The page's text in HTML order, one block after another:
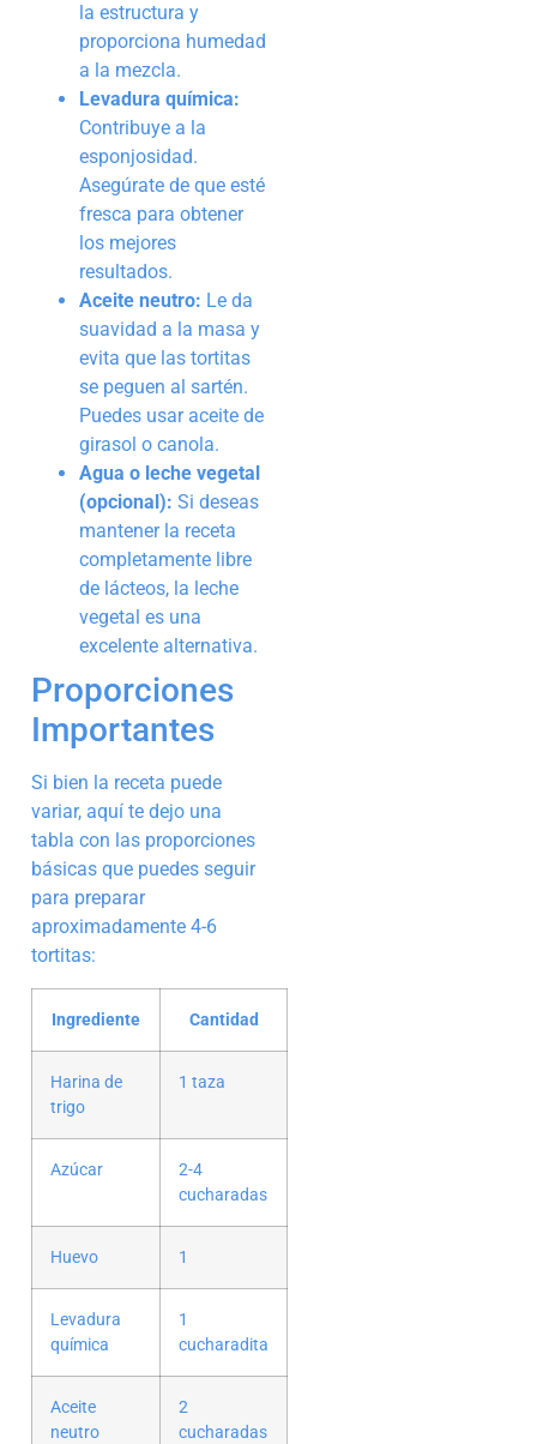
la estructura y
proporciona humedad
a la mezcla.
Levadura química:
Contribuye a la
esponjosidad.
Asegúrate de que esté
fresca para obtener
los mejores
resultados.
Aceite neutro: Le da
suavidad a la masa y
evita que las tortitas
se peguen al sartén.
Puedes usar aceite de
girasol o canola.
Agua o leche vegetal
(opcional): Si deseas
mantener la receta
completamente libre
de lácteos, la leche
vegetal es una
excelente alternativa.
Proporciones
Importantes
Si bien la receta puede
variar, aquí te dejo una
tabla con las proporciones
básicas que puedes seguir
para preparar
aproximadamente 4-6
tortitas:
Ingrediente Cantidad
Harina de
trigo
1 taza
Azúcar
2-4
cucharadas
Huevo 1
Levadura
química
1
cucharadita
Aceite
neutro
2
cucharadas